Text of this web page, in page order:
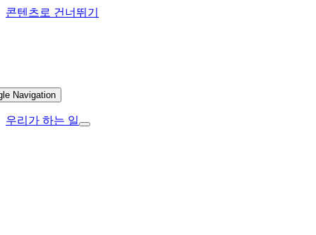
콘텐츠로 건너뛰기
Navigation
우리가 하는 일